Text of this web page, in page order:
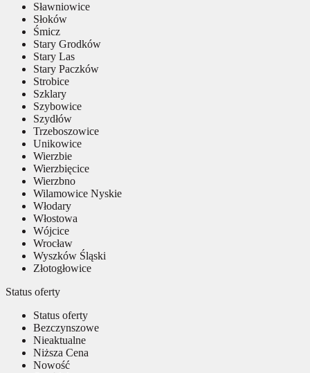
Sławniowice
Słoków
Śmicz
Stary Grodków
Stary Las
Stary Paczków
Strobice
Szklary
Szybowice
Szydłów
Trzeboszowice
Unikowice
Wierzbie
Wierzbięcice
Wierzbno
Wilamowice Nyskie
Włodary
Włostowa
Wójcice
Wrocław
Wyszków Śląski
Złotogłowice
Status oferty
Status oferty
Bezczynszowe
Nieaktualne
Niższa Cena
Nowość